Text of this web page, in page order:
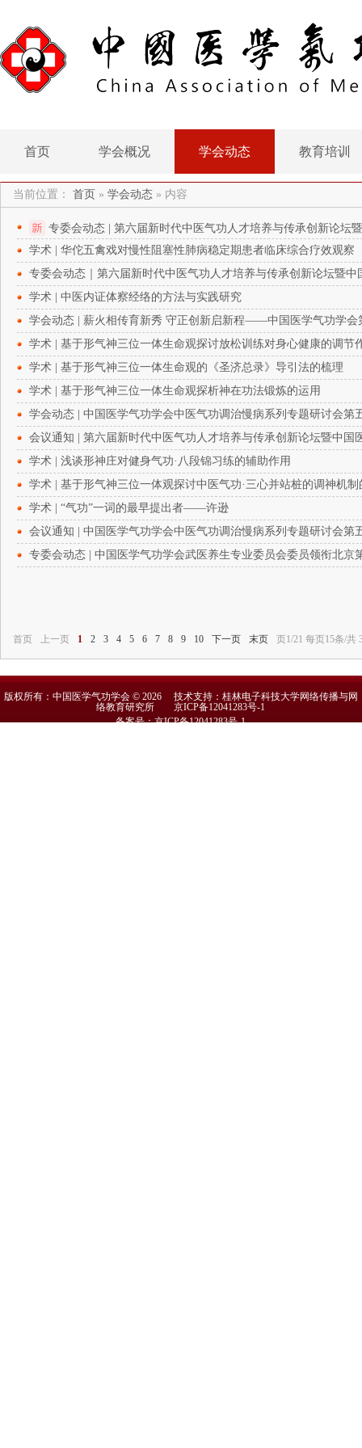
首页 学会概况 学会动态 教育培训
当前位置： 首页 » 学会动态 » 内容
专委会动态 | 第六届新时代中医气功人才培养与传承创新论坛
功召开
学术 | 华佗五禽戏对慢性阻塞性肺病稳定期患者临床综合疗效观察
专委会动态｜第六届新时代中医气功人才培养与传承创新论坛暨
学术 | 中医内证体察经络的方法与实践研究
学会动态 | 薪火相传育新秀 守正创新启新程——中国医学气功学会
学术 | 基于形气神三位一体生命观探讨放松训练对身心健康的调节
学术 | 基于形气神三位一体生命观的《圣济总录》导引法的梳理
学术 | 基于形气神三位一体生命观探析神在功法锻炼的运用
学会动态 | 中国医学气功学会中医气功调治慢病系列专题研讨会
会议通知 | 第六届新时代中医气功人才培养与传承创新论坛暨中
学术 | 浅谈形神庄对健身气功·八段锦习练的辅助作用
学术 | 基于形气神三位一体观探讨中医气功·三心并站桩的调神机制
学术 | “气功”一词的最早提出者——许逊
会议通知 | 中国医学气功学会中医气功调治慢病系列专题研讨会
专委会动态 | 中国医学气功学会武医养生专业委员会委员领衔北
首页 上一页 1 2 3 4 5 6 7 8 9 10 下一页 末页 页1/21 每页15条/共
版权所有：中国医学气功学会 © 2026 技术支持：桂林电子科技大学网络传播与网
络教育研究所京ICP备12041283号-1
备案号：京ICP备12041283号-1